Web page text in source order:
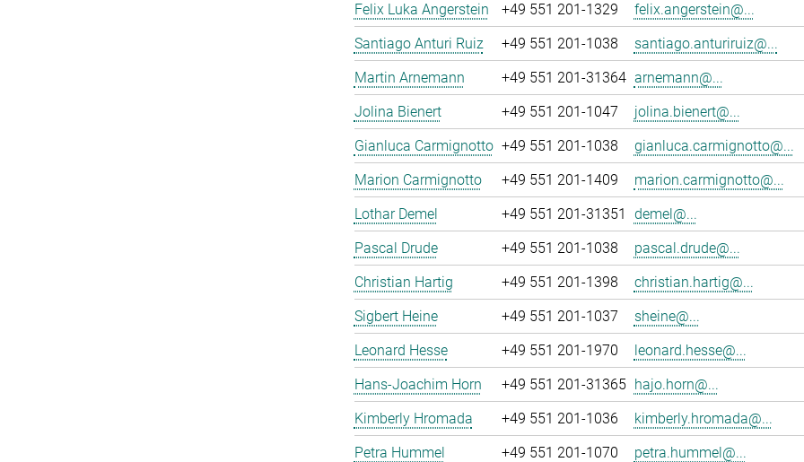
Felix Luka Angerstein
+49 551 201-1329
felix.angerstein@...
Santiago Anturi Ruiz
+49 551 201-1038
santiago.anturiruiz@...
Martin Arnemann
+49 551 201-31364 arnemann@...
Jolina Bienert
+49 551 201-1047
jolina.bienert@...
Gianluca Carmignotto +49 551 201-1038
gianluca.carmignotto@...
Marion Carmignotto
+49 551 201-1409
marion.carmignotto@...
Lothar Demel
+49 551 201-31351
demel@...
Pascal Drude
+49 551 201-1038
pascal.drude@...
Christian Hartig
+49 551 201-1398
christian.hartig@...
Sigbert Heine
+49 551 201-1037
sheine@...
Leonard Hesse
+49 551 201-1970
leonard.hesse@...
Hans-Joachim Horn
+49 551 201-31365 hajo.horn@...
Kimberly Hromada
+49 551 201-1036
kimberly.hromada@...
Petra Hummel
+49 551 201-1070
petra.hummel@...